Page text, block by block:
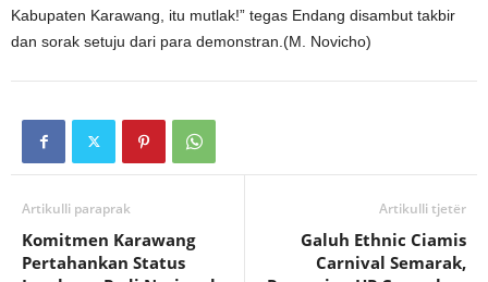
Kabupaten Karawang, itu mutlak!” tegas Endang disambut takbir
dan sorak setuju dari para demonstran.(M. Novicho)
Artikulli paraprak
Komitmen Karawang
Pertahankan Status
Artikulli tjetër
Galuh Ethnic Ciamis
Carnival Semarak,